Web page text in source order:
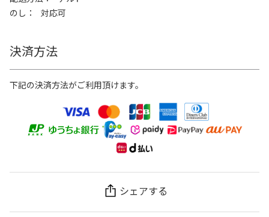
のし
対応可
決済方法
下記の決済方法がご利用頂けます。
シェアする